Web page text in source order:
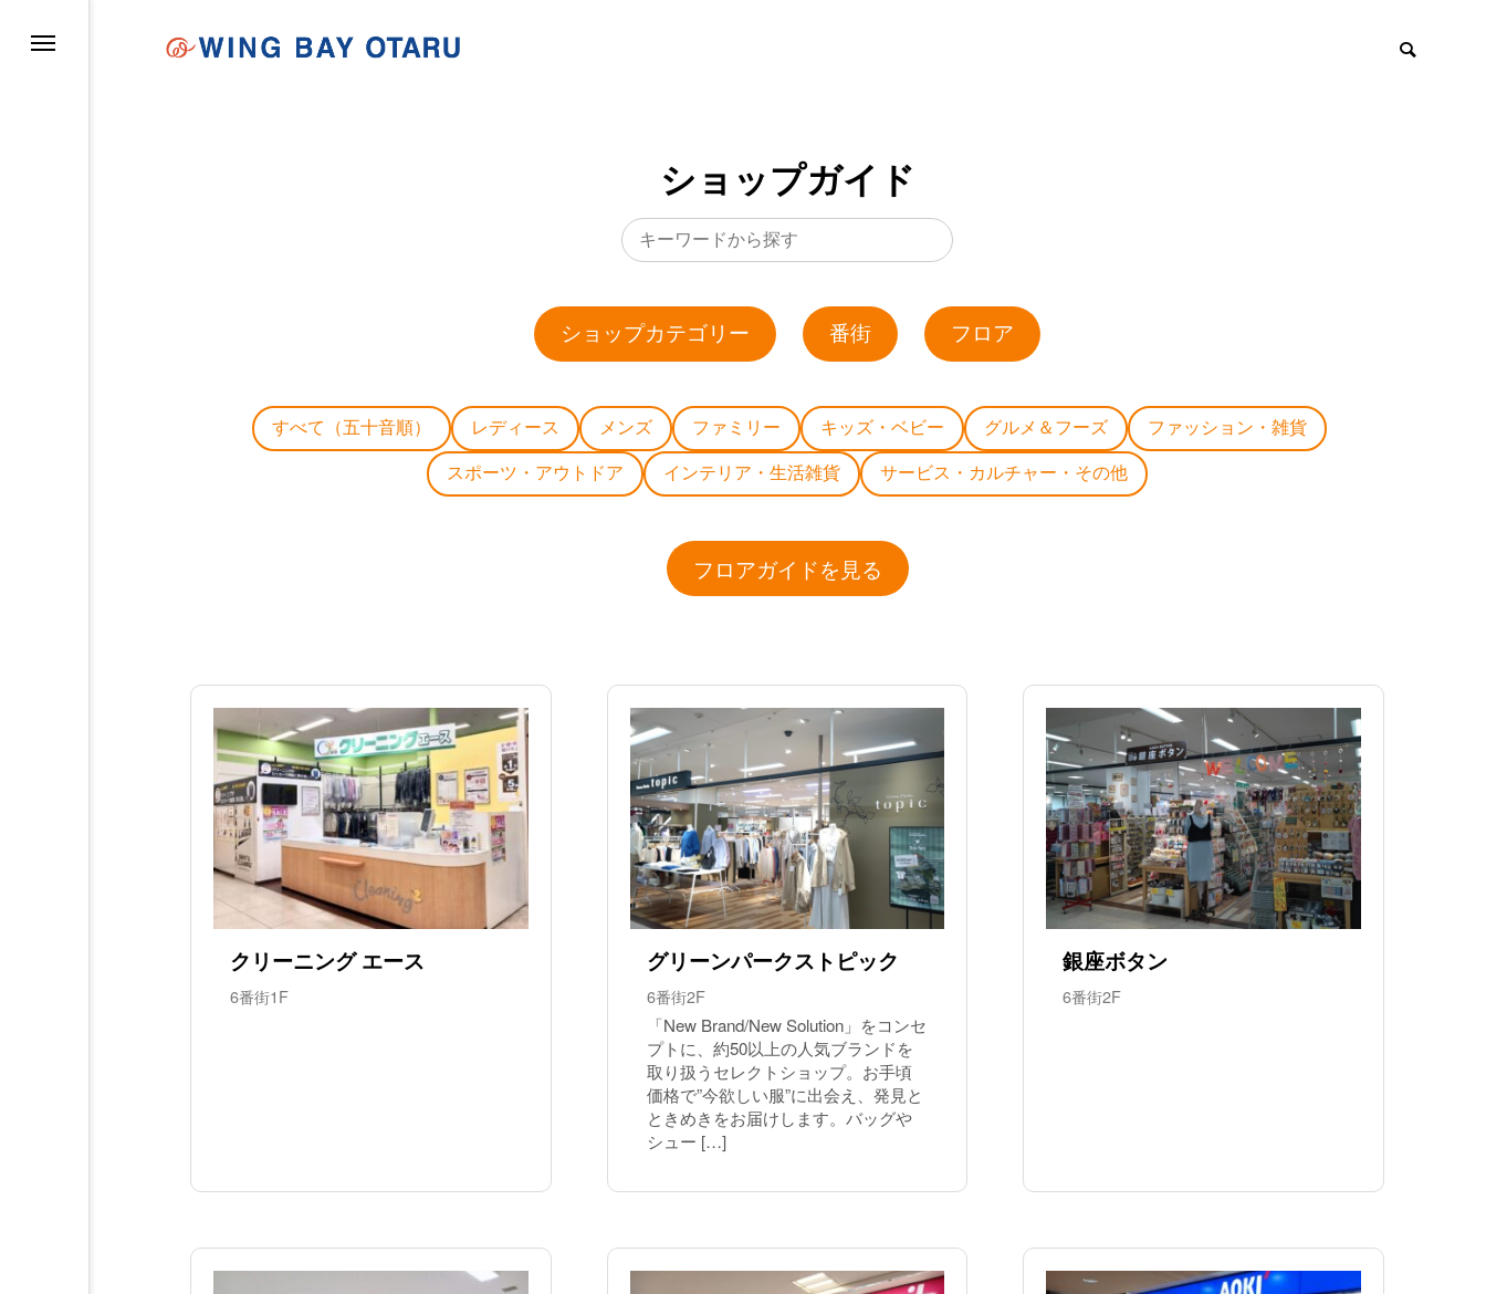
ショップガイド
ショップカテゴリー 番街 フロア
すべて（五十音順） レディース メンズ ファミリー キッズ・ベビー グルメ＆フーズ ファッション・雑貨
スポーツ・アウトドア インテリア・生活雑貨 サービス・カルチャー・その他
フロアガイドを見る
クリーニング エース
6番街1F
グリーンパークストピック
6番街2F
「New Brand/New Solution」をコンセ
プトに、約50以上の人気ブランドを
取り扱うセレクトショップ。お手頃
価格で”今欲しい服”に出会え、発見と
ときめきをお届けします。バッグや
シュー […]
銀座ボタン
6番街2F